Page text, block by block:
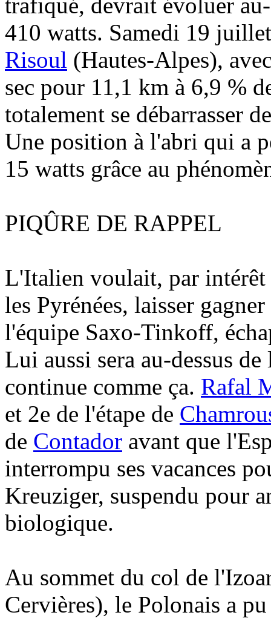
410 watts. Samedi 19
Risoul (Hautes-Alpes),
sec pour 11,1 km à 6,9 %
totalement se débarrasser
Une position à l'abri qui a
15 watts grâce au
PIQÛRE DE RAPPEL
L'Italien voulait, par intérêt
les Pyrénées, laisser
l'équipe Saxo-Tinkoff,
Lui aussi sera au-dessus
continue comme ça. Rafal
et 2e de l'étape de
de Contador avant que
interrompu ses vacances
Kreuziger, suspendu pour
biologique.
Au sommet du col de
Cervières), le Polonais a